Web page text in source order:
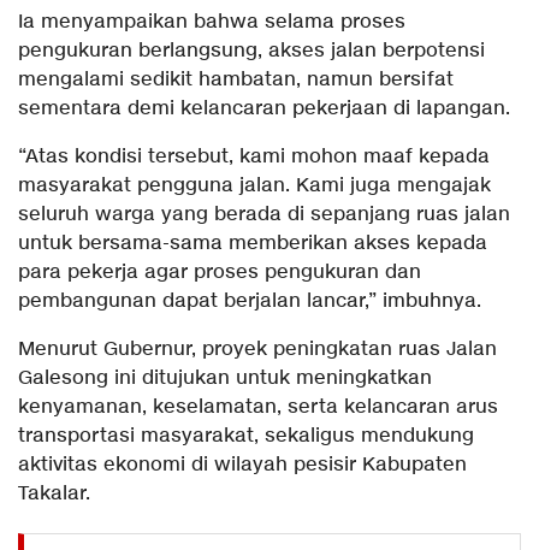
Ia menyampaikan bahwa selama proses
pengukuran berlangsung, akses jalan berpotensi
mengalami sedikit hambatan, namun bersifat
sementara demi kelancaran pekerjaan di lapangan.
“Atas kondisi tersebut, kami mohon maaf kepada
masyarakat pengguna jalan. Kami juga mengajak
seluruh warga yang berada di sepanjang ruas jalan
untuk bersama-sama memberikan akses kepada
para pekerja agar proses pengukuran dan
pembangunan dapat berjalan lancar,” imbuhnya.
Menurut Gubernur, proyek peningkatan ruas Jalan
Galesong ini ditujukan untuk meningkatkan
kenyamanan, keselamatan, serta kelancaran arus
transportasi masyarakat, sekaligus mendukung
aktivitas ekonomi di wilayah pesisir Kabupaten
Takalar.